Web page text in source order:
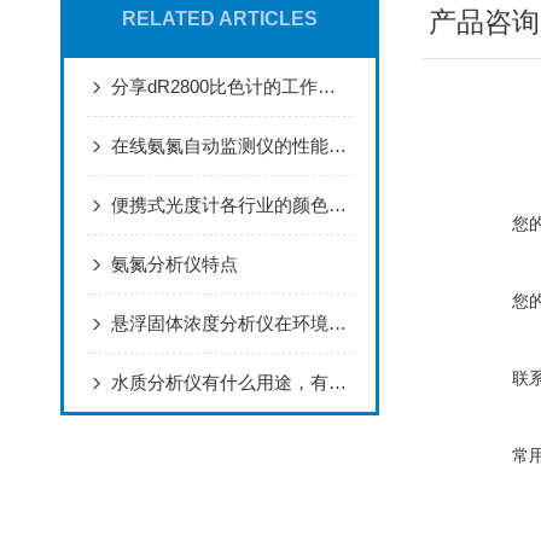
RELATED ARTICLES
分享dR2800比色计的工作原理
在线氨氮自动监测仪的性能特点
便携式光度计各行业的颜色解决方案
氨氮分析仪特点
悬浮固体浓度分析仪在环境监测中的应用
水质分析仪有什么用途，有什么意义？dr1900比色计
产品咨询
您
您
联
常